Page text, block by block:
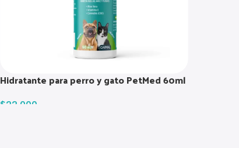
Hidratante para perro y gato PetMed 60ml
$22.000